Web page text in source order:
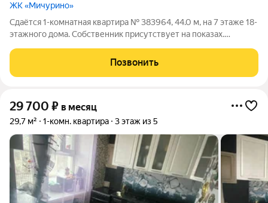
ЖК «Мичурино»
Сдаётся 1-комнатная квартира № 383964, 44.0 м, на 7 этаже 18-
этажного дома. Собственник присутствует на показах.
оплачиваются отдельно. По условиям проживания: можно с
детьми, можно с питомцами.
Позвонить
29 700 ₽ в месяц
29,7 м² 1-комн. квартира 3 этаж из 5